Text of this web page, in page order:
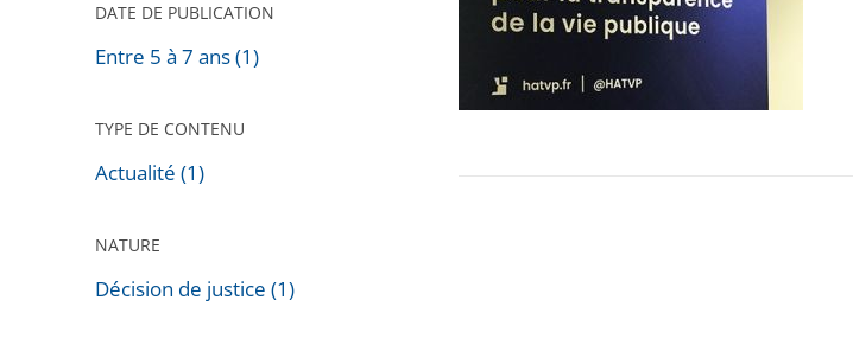
DATE DE PUBLICATION
Entre 5 à 7 ans (1)
TYPE DE CONTENU
Actualité (1)
NATURE
Décision de justice (1)
Marine
Pen